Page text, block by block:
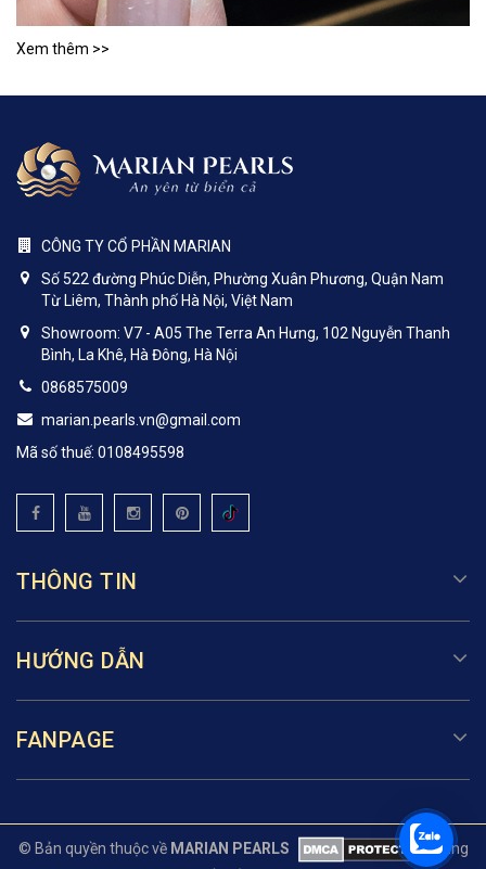
Xem thêm >>
CÔNG TY CỔ PHẦN MARIAN
Số 522 đường Phúc Diễn, Phường Xuân Phương, Quận Nam
Từ Liêm, Thành phố Hà Nội, Việt Nam
Showroom: V7 - A05 The Terra An Hưng, 102 Nguyễn Thanh
Bình, La Khê, Hà Đông, Hà Nội
0868575009
marian.pearls.vn@gmail.com
Mã số thuế: 0108495598
THÔNG TIN
HƯỚNG DẪN
FANPAGE
© Bản quyền thuộc về MARIAN PEARLS
Cung